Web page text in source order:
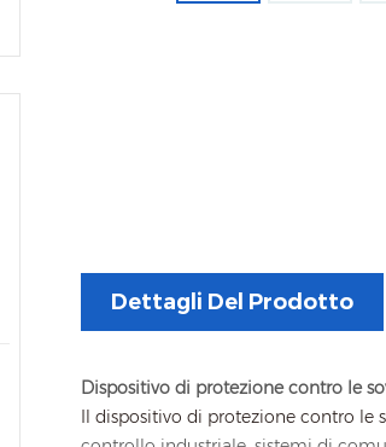
Dettagli Del Prodotto
Dispositivo di protezione contro le
Il dispositivo di protezione contro le